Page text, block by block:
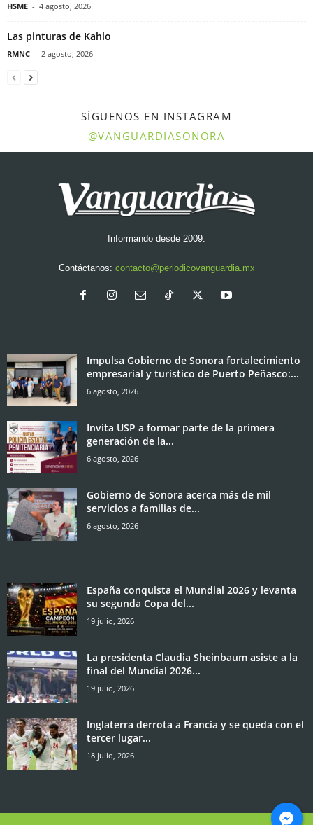
HSME - 4 agosto, 2026
Las pinturas de Kahlo
RMNC - 2 agosto, 2026
SÍGUENOS EN INSTAGRAM
@VANGUARDIASONORA
Informando desde 2009.
Contáctanos: contacto@periodicovanguardia.mx
Impulsa Gobierno de Sonora fortalecimiento
empresarial y turístico de Puerto Peñasco:...
6 agosto, 2026
Invita USP a formar parte de la primera
generación de la...
6 agosto, 2026
Gobierno de Sonora acerca más de mil
servicios a familias de...
6 agosto, 2026
España conquista el Mundial 2026 y levanta
su segunda Copa del...
19 julio, 2026
La presidenta Claudia Sheinbaum asiste a la
final del Mundial 2026...
19 julio, 2026
Inglaterra derrota a Francia y se queda con el
tercer lugar...
18 julio, 2026